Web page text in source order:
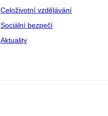
Celoživotní vzdělávání
Sociální bezpečí
Aktuality